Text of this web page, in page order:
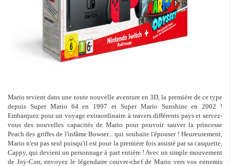
Mario revient dans une toute nouvelle aventure en 3D, la première de ce type
depuis Super Mario 64 en 1997 et Super Mario Sunshine en 2002 !
Embarquez pour un voyage extraordinaire à travers différents pays et servez-
vous des nouvelles capacités de Mario pour pouvoir sauver la princesse
Peach des griffes de l'infâme Bowser... qui souhaite l'épouser ! Heureusement,
Mario n'est pas seul puisqu'il est pour la première fois assisté par sa casquette,
Cappy, qui devient un personnage à part entière ! Avec un simple mouvement
de Joy-Con, envoyez le légendaire couvre-chef de Mario vers vos ennemis